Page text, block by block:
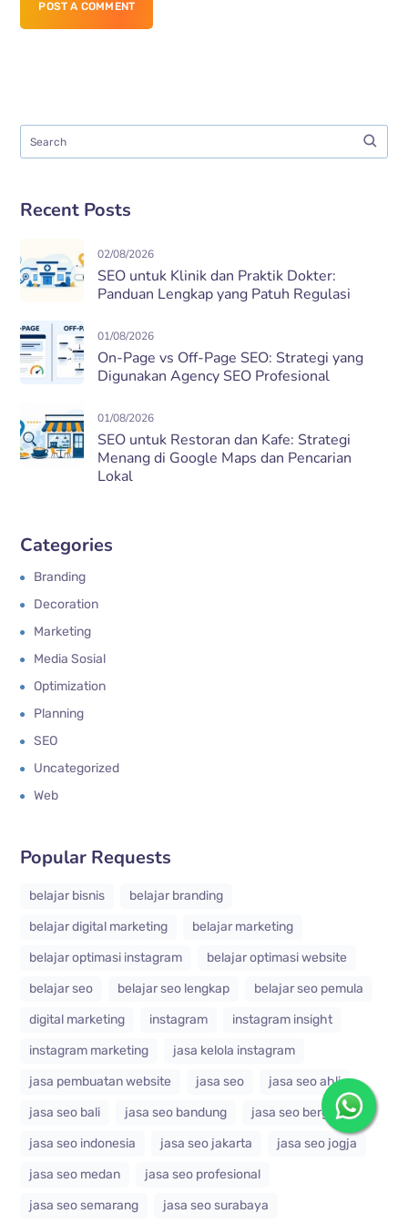
POST A COMMENT
Recent Posts
02/08/2026
SEO untuk Klinik dan Praktik Dokter:
Panduan Lengkap yang Patuh Regulasi
01/08/2026
On-Page vs Off-Page SEO: Strategi yang
Digunakan Agency SEO Profesional
01/08/2026
SEO untuk Restoran dan Kafe: Strategi
Menang di Google Maps dan Pencarian
Lokal
Categories
Branding
Decoration
Marketing
Media Sosial
Optimization
Planning
SEO
Uncategorized
Web
Popular Requests
belajar bisnis
belajar branding
belajar digital marketing
belajar marketing
belajar optimasi instagram
belajar optimasi website
belajar seo
belajar seo lengkap
belajar seo pemula
digital marketing
instagram
instagram insight
instagram marketing
jasa kelola instagram
jasa pembuatan website
jasa seo
jasa seo ahli
jasa seo bali
jasa seo bandung
jasa seo bergaransi
jasa seo indonesia
jasa seo jakarta
jasa seo jogja
jasa seo medan
jasa seo profesional
jasa seo semarang
jasa seo surabaya